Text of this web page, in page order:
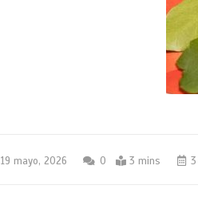
19 mayo, 2026 0 3 mins